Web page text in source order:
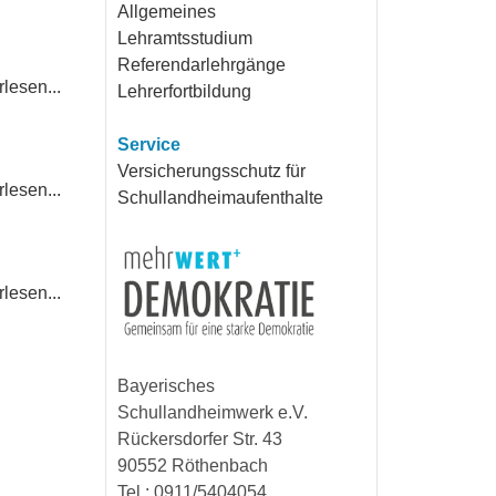
Allgemeines
Lehramtsstudium
Referendarlehrgänge
Lehrerfortbildung
Service
Versicherungsschutz für
Schullandheimaufenthalte
Bayerisches
Schullandheimwerk e.V.
Rückersdorfer Str. 43
90552 Röthenbach